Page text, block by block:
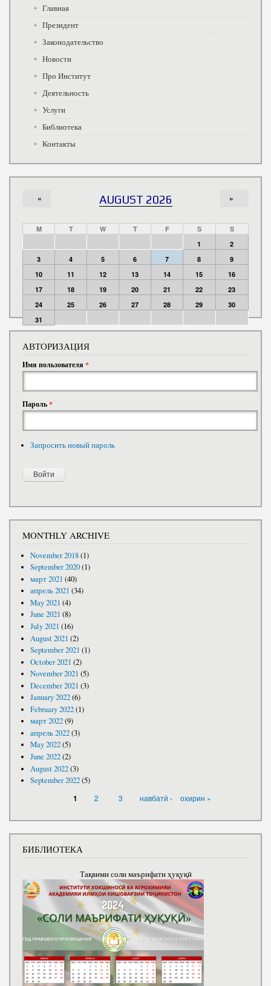
Главная
Президент
Законодательство
Новости
Про Институт
Деятельность
Услуги
Библиотека
Контакты
AUGUST 2026
« »
M T W T F S
S
1
2
3
4 5 6 7 8
9
10
11 12 13 14 15
16
17
18 19 20 21 22
23
24
25 26 27 28 29
30
31
АВТОРИЗАЦИЯ
Имя пользователя *
Пароль*
Запросить новый пароль
MONTHLY ARCHIVE
November 2018(1)
September 2020(1)
март 2021 (40)
апрель 2021 (34)
May 2021 (4)
June 2021 (8)
July 2021 (16)
August 2021 (2)
September 2021 (1)
October 2021 (2)
November 2021 (5)
December 2021 (3)
January 2022(6)
February 2022(1)
март 2022(9)
апрель 2022(3)
May 2022(5)
June 2022(2)
August 2022(3)
September 2022(5)
1 2 3 навбатӣ › охирин »
БИБЛИОТЕКА
Тақвими соли маърифати ҳуқуқӣ